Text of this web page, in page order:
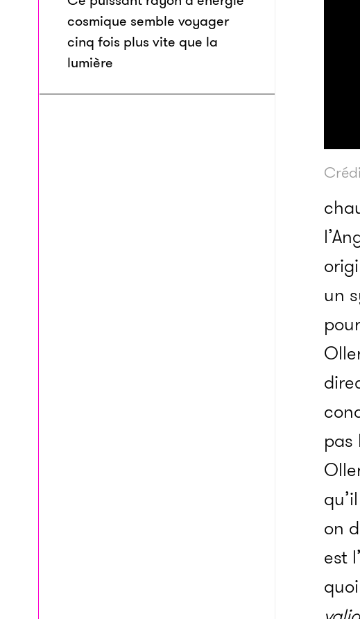
cosmique semble voyager
cinq fois plus vite que la
lumière
un
pas
on
est